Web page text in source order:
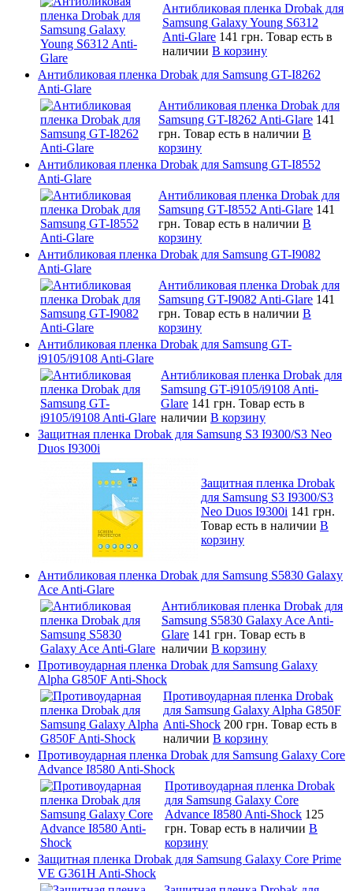
Антибликовая пленка Drobak для
Samsung Galaxy Young S6312
Anti-Glare 141 грн. Товар есть в
наличии В корзину
Антибликовая пленка Drobak для Samsung GT-I8262
Anti-Glare
Антибликовая пленка Drobak для
Samsung GT-I8262 Anti-Glare 141
грн. Товар есть в наличии В
корзину
Антибликовая пленка Drobak для Samsung GT-I8552
Anti-Glare
Антибликовая пленка Drobak для
Samsung GT-I8552 Anti-Glare 141
грн. Товар есть в наличии В
корзину
Антибликовая пленка Drobak для Samsung GT-I9082
Anti-Glare
Антибликовая пленка Drobak для
Samsung GT-I9082 Anti-Glare 141
грн. Товар есть в наличии В
корзину
Антибликовая пленка Drobak для Samsung GT-
i9105/i9108 Anti-Glare
Антибликовая пленка Drobak для
Samsung GT-i9105/i9108 Anti-
Glare 141 грн. Товар есть в
наличии В корзину
Защитная пленка Drobak для Samsung S3 I9300/S3 Neo
Duos I9300i
Защитная пленка Drobak
для Samsung S3 I9300/S3
Neo Duos I9300i 141 грн.
Товар есть в наличии В
корзину
Антибликовая пленка Drobak для Samsung S5830 Galaxy
Ace Anti-Glare
Антибликовая пленка Drobak для
Samsung S5830 Galaxy Ace Anti-
Glare 141 грн. Товар есть в
наличии В корзину
Противоударная пленка Drobak для Samsung Galaxy
Alpha G850F Anti-Shock
Противоударная пленка Drobak
для Samsung Galaxy Alpha G850F
Anti-Shock 200 грн. Товар есть в
наличии В корзину
Противоударная пленка Drobak для Samsung Galaxy Core
Advance I8580 Anti-Shock
Противоударная пленка Drobak
для Samsung Galaxy Core
Advance I8580 Anti-Shock 125
грн. Товар есть в наличии В
корзину
Защитная пленка Drobak для Samsung Galaxy Core Prime
VE G361H Anti-Shock